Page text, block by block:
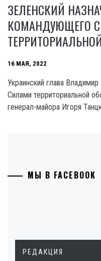
ЗЕЛЕНСКИЙ
КОМАНДУЮЩЕГО
16 МАЯ, 2022
Украинский глава
Силами территориальной
генерал-майора Игоря
МЫ В FACEBOOK
РЕДАКЦИЯ